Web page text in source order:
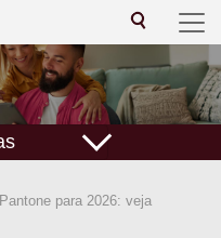
para 2026: veja